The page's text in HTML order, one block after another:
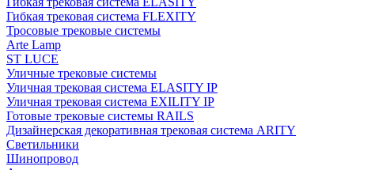
Гибкая трековая система FLEXITY
Тросовые трековые системы
Arte Lamp
ST LUCE
Уличные трековые системы
Уличная трековая система ELASITY IP
Уличная трековая система EXILITY IP
Готовые трековые системы RAILS
Дизайнерская декоративная трековая система ARITY
Светильники
Шинопровод